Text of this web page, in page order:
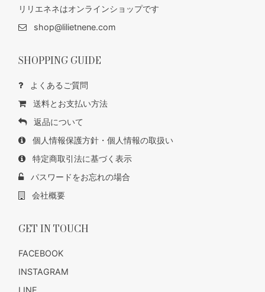
リリエネネはオンラインショップです
shop@lilietnene.com
SHOPPING GUIDE
よくあるご質問
送料とお支払い方法
返品について
個人情報保護方針・個人情報の取扱い
特定商取引法に基づく表示
パスワードをお忘れの場合
会社概要
GET IN TOUCH
FACEBOOK
INSTAGRAM